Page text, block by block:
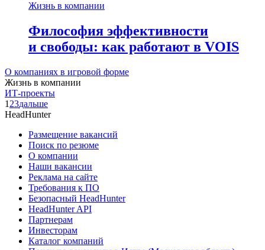
Жизнь в компании
Философия эффективности
и свободы: как работают в VOIS
О компаниях в игровой форме
Жизнь в компании
ИТ-проекты
1 23дальше
HeadHunter
Размещение вакансий
Поиск по резюме
О компании
Наши вакансии
Реклама на сайте
Требования к ПО
Безопасный HeadHunter
HeadHunter API
Партнерам
Инвесторам
Каталог компаний